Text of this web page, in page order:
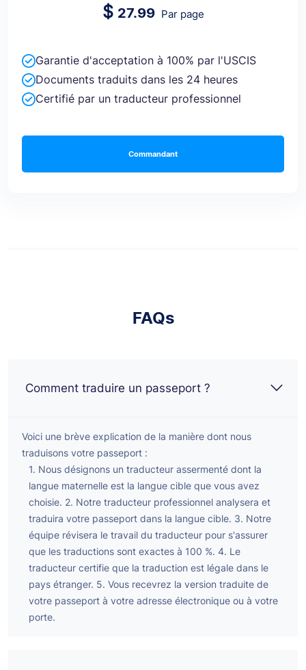
$ 27.99 Par page
Garantie d'acceptation à 100% par l'USCIS
Documents traduits dans les 24 heures
Certifié par un traducteur professionnel
Commandant
FAQs
Comment traduire un passeport ?
Voici une brève explication de la manière dont nous
traduisons votre passeport :
1. Nous désignons un traducteur assermenté dont la
langue maternelle est la langue cible que vous avez
choisie. 2. Notre traducteur professionnel analysera et
traduira votre passeport dans la langue cible. 3. Notre
équipe révisera le travail du traducteur pour s'assurer
que les traductions sont exactes à 100 %. 4. Le
traducteur certifie que la traduction est légale dans le
pays étranger. 5. Vous recevrez la version traduite de
votre passeport à votre adresse électronique ou à votre
porte.